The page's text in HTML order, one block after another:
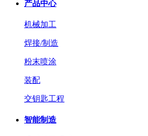
产品中心
机械加工
焊接/制造
粉末喷涂
装配
交钥匙工程
智能制造